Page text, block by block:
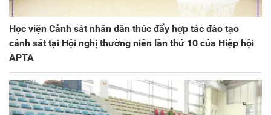
Học viện Cảnh sát nhân dân thúc đẩy hợp tác đào tạo
cảnh sát tại Hội nghị thường niên lần thứ 10 của Hiệp hội
APTA